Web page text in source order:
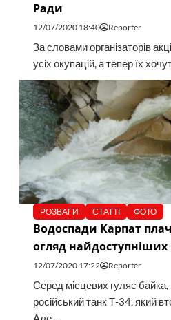
Ради
12/07/2020 18:40 Reporter
За словами організаторів
усіх окупацій, а тепер їх
РОЗВАГИ СТАТТІ ФОТО
Водоспади Карпат
огляд
12/07/2020 17:22 Reporter
Серед місцевих гуляє
російський танк Т-34, який